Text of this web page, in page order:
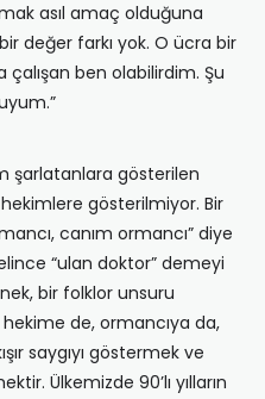
asıl amaç olduğuna
değer farkı yok. O ücra bir
çalışan ben olabilirdim. Şu
şarlatanlara gösterilen
gösterilmiyor. Bir
canım ormancı” diye
“ulan doktor” demeyi
bir folklor unsuru
de, ormancıya da,
saygıyı göstermek ve
Ülkemizde 90’lı yılların